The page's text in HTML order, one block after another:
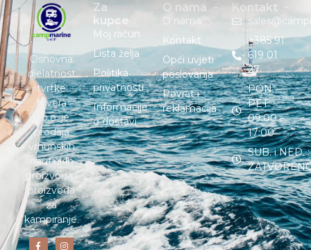
Osnovna
djelatnost
tvrtke
Nivera
d.o.o. je
prodaja
vrhunskih
nautičkih
proizvoda i
proizvoda
za
kampiranje.
Za
kupce
Moj račun
Lista želja
Politika
privatnosti
Informacije
o dostavi
O nama
O nama
Kontakt
Opći uvjeti
poslovanja
Povrat i
reklamacija
Kontakt
+385 91
619 01
27
PON. –
PET. :
09:00 –
17:00
SUB. i NED. :